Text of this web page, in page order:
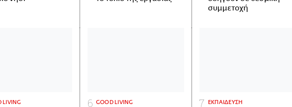
συμμετοχή
LIVING GOOD LIVING ΕΚΠΑΙΔΕΥΣΗ